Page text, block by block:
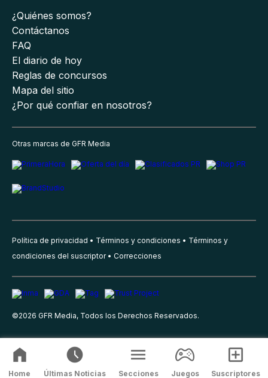
¿Quiénes somos?
Contáctanos
FAQ
El diario de hoy
Reglas de concursos
Mapa del sitio
¿Por qué confiar en nosotros?
Otras marcas de GFR Media
Política de privacidad Términos y condiciones
Términos y
condiciones del suscriptor
Correcciones
©2026 GFR Media, Todos los Derechos Reservados.
Home Últimas Noticias Secciones Juegos Suscriptores